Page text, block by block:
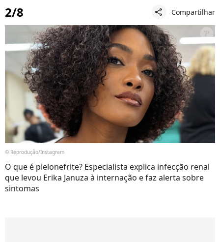
2/8 share Compartilhar
© Reprodução/Instagram
O que é pielonefrite? Especialista explica infecção renal
que levou Erika Januza à internação e faz alerta sobre
sintomas